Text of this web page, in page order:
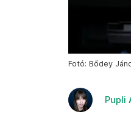
Fotó: Bődey
Pupli